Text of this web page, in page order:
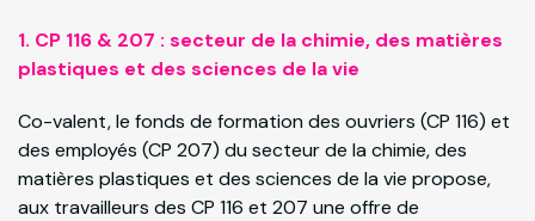
1. CP 116 & 207 : secteur de la chimie, des matières
plastiques et des sciences de la vie
Co-valent, le fonds de formation des ouvriers (CP 116) et
des employés (CP 207) du secteur de la chimie, des
matières plastiques et des sciences de la vie propose,
aux travailleurs des CP 116 et 207 une offre de